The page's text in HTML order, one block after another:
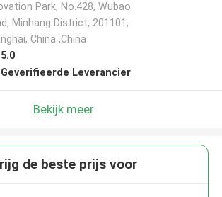
Park, No.428, Wubao
Minhang District, 201101,
China ,China
5.0
Geverifieerde Leverancier
Bekijk meer
de beste prijs voor